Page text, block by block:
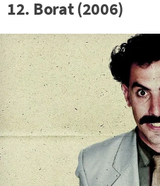
12. Borat (2006)